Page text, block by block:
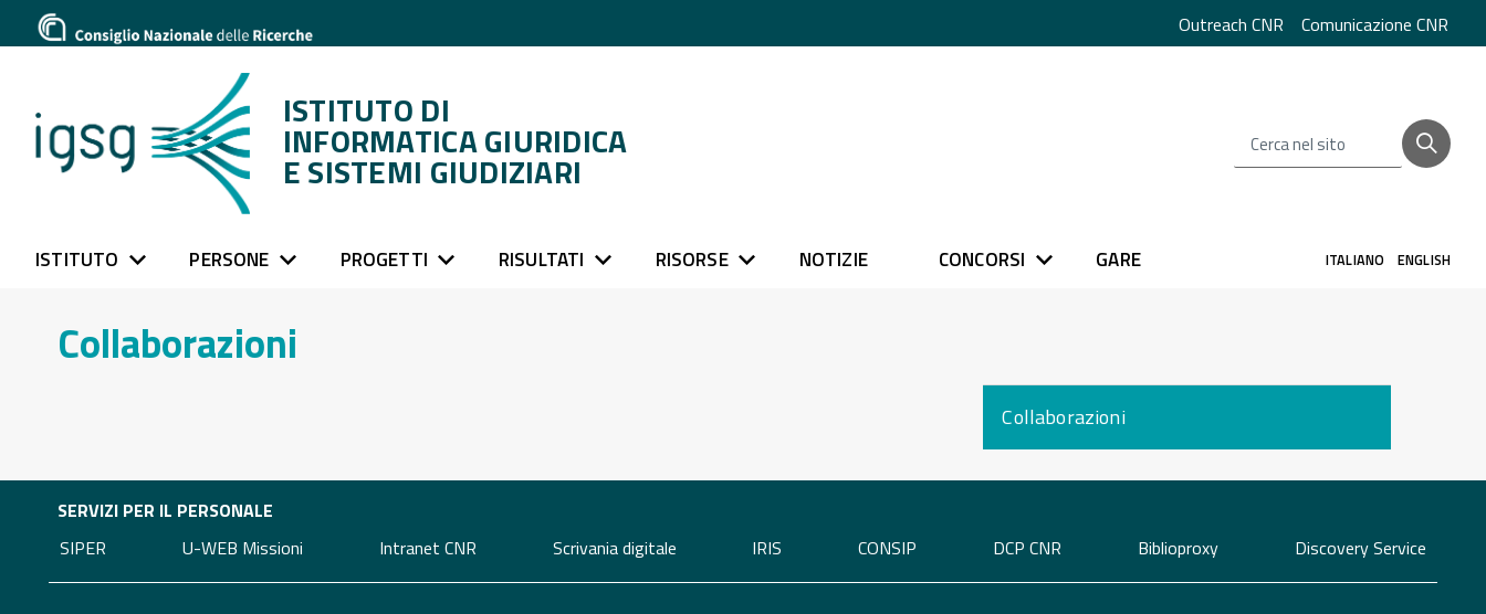
Outreach CNR Comunicazione CNR
ISTITUTO DI
INFORMATICA GIURIDICA
E SISTEMI GIUDIZIARI
Cerca nel sito
ISTITUTO PERSONE PROGETTI RISULTATI RISORSE NOTIZIE CONCORSI GARE ITALIANO ENGLISH
Collaborazioni
Collaborazioni
all'inizio
SERVIZI PER IL PERSONALE
SIPER
U-WEB Missioni Intranet CNR Scrivania digitale IRIS CONSIP DCP CNR Biblioproxy Discovery Service